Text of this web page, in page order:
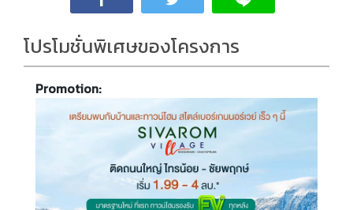
โปรโมชั่นพิเศษของโครงการ
Promotion: